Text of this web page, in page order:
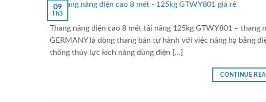
09
Th3
Thang nâng điện cao 8 mét tải nâng 125kg GTWY801 –
GERMANY là dòng thang bán tự hành với việc nâng hạ bằng
thống thủy lực kích nâng dùng điện […]
CONTINUE